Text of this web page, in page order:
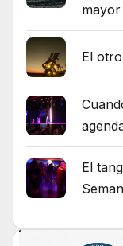
El
El